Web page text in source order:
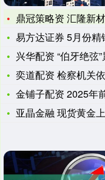
鼎冠策略资 汇隆新材：主营产品下游应用领域广泛，其中阻
易方达证券 5月份
兴华配资 “伯牙绝弦
奕道配资 检察机关依
金铺子配资 2025年
亚晶金融 现货黄金上